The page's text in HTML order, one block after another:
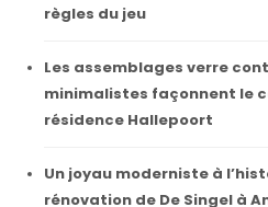
règles du jeu
Les assemblages verre
minimalistes façonnent le
résidence Hallepoort
Un joyau moderniste à
rénovation de De Singel à